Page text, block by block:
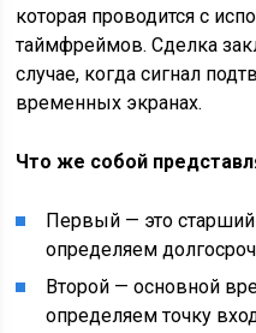
которая проводится с
таймфреймов. Сделка
случае, когда сигнал
временных экранах.
Что же собой
Первый — это
определяем
Второй — основной
определяем точку